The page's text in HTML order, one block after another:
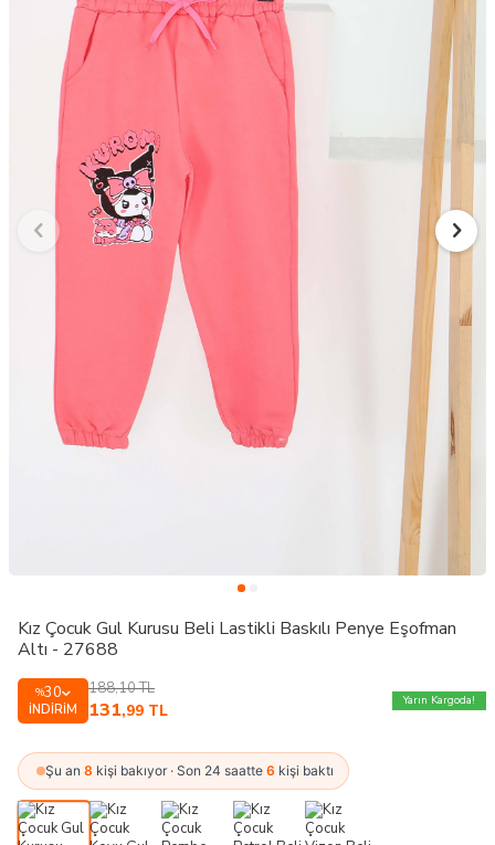
Kız Çocuk Gul Kurusu Beli Lastikli Baskılı Penye Eşofman
Altı - 27688
%30
İNDIRIM
188,10TL
131,99 TL
Yarın Kargoda!
Şu an 8 kişi bakıyor · Son 24 saatte 6 kişi baktı